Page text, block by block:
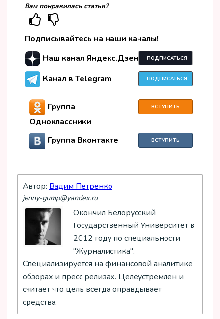
Вам понравилась статья?
Подписывайтесь на наши каналы!
Наш канал Яндекс.Дзен
ПОДПИСАТЬСЯ
Канал в Telegram ПОДПИСАТЬСЯ
Группа
Одноклассники
ВСТУПИТЬ
Группа Вконтакте ВСТУПИТЬ
Автор: Вадим Петренко
jenny-gump@yandex.ru
Окончил Белорусский
Государственный Университет в
2012 году по специальности
"Журналистика".
Специализируется на финансовой аналитике,
обзорах и пресс релизах. Целеустремлён и
считает что цель всегда оправдывает
средства.